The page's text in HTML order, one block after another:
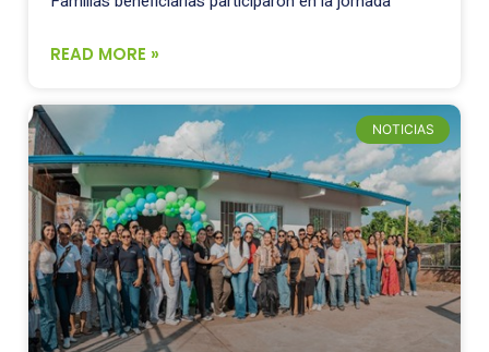
READ MORE »
NOTICIAS